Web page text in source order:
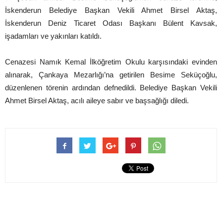
İskenderun Belediye Başkan Vekili Ahmet Birsel Aktaş,
İskenderun Deniz Ticaret Odası Başkanı Bülent Kavsak,
işadamları ve yakınları katıldı.
Cenazesi Namık Kemal İlköğretim Okulu karşısındaki evinden
alınarak, Çankaya Mezarlığı’na getirilen Besime Seküçoğlu,
düzenlenen törenin ardından defnedildi. Belediye Başkan Vekili
Ahmet Birsel Aktaş, acılı aileye sabır ve başsağlığı diledi.